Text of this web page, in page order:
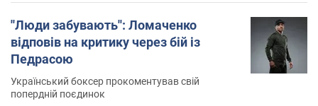
''Люди забувають'': Ломаченко
відповів на критику через бій із
Педрасою
Український боксер прокоментував свій
попердній поєдинок